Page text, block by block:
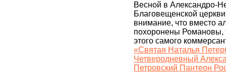
Весной в Александро-
Благовещенской
внимание, что вместо
похоронены Романовы,
этого самого
«Святая Наталья
Четверодневный
Петровский Пантеон